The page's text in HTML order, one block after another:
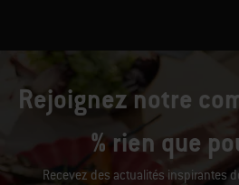
Rejoignez notre
% rien que
Recevez des actualités inspirantes